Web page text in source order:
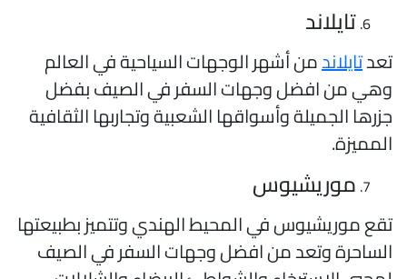
تايلاند
تايلاندمن أشهر الوجهات السياحية في العالم
من افضل وجهات السفر في الصيف بفضل
الجميلة وأسواقها الشعبية وتجاربها الثقافية
موريشيوس
موريشيوس في المحيط الهندي وتتميز بطبيعتها
وتعد من افضل وجهات السفر في الصيف